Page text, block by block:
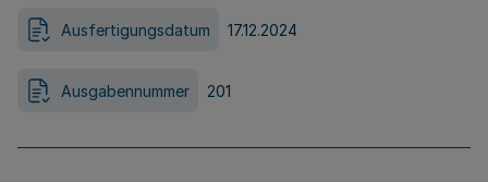
Ausfertigungsdatum 17.12.2024
Ausgabennummer 201